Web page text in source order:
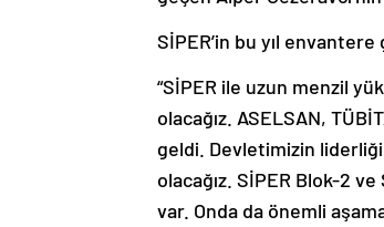
SİPER’in bu yıl
“SİPER ile uzun menzil
olacağız. ASELSAN,
geldi. Devletimizin
olacağız. SİPER Blok-2
var. Onda da önemli